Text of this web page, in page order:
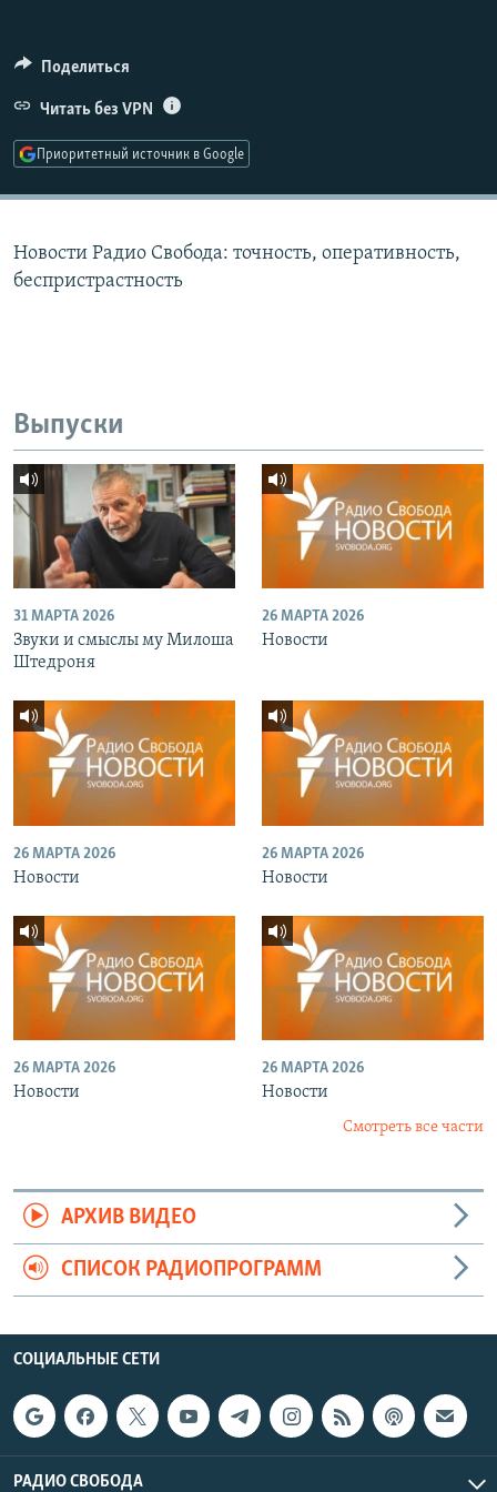
ПОДПИШИТЕСЬ НА РАССЫЛКУ
СОЦИАЛЬНЫЕ СЕТИ
Поделиться
Читать без VPN
Приоритетный источник в Google
Новости Радио Свобода: точность, оперативность,
беспристрастность
Выпуски
31 МАРТА 2026
Звуки и смыслы му Милоша
Штедроня
26 МАРТА 2026
Новости
26 МАРТА 2026
Новости
26 МАРТА 2026
Новости
26 МАРТА 2026
Новости
26 МАРТА 2026
Новости
Смотреть все части
АРХИВ ВИДЕО
СПИСОК РАДИОПРОГРАММ
СОЦИАЛЬНЫЕ СЕТИ
РАДИО СВОБОДА